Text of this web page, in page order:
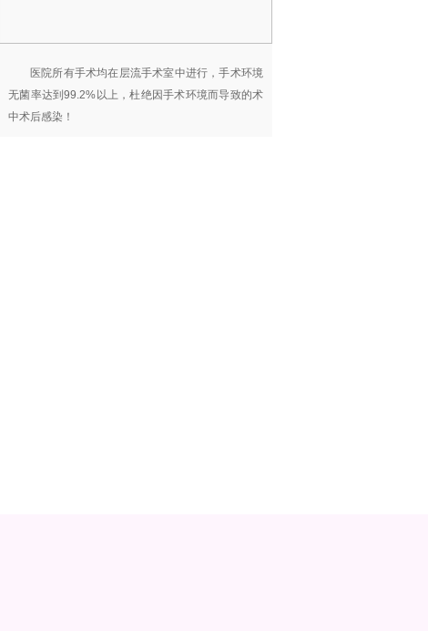
医院所有手术均在层流手术室中进行，手术环境
无菌率达到99.2%以上，杜绝因手术环境而导致的术
中术后感染！